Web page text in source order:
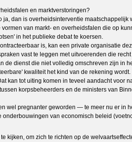
en marktverstoringen?
dan is overheidsinterventie maatschappelijk
van markt- en overheidsfalen die op
in het publieke debat te koersen.
is, kan een private organisatie
vast te leggen met uitvoerenden die
dienst die niet volledig omschreven zijn
kwaliteit het kind van de rekening wordt.
kan tot uiting komen in teveel aandacht
korpsbeheerders en de ministers van
wel pregnanter geworden — te meer nu er
van economisch beleid
om zich te richten op de